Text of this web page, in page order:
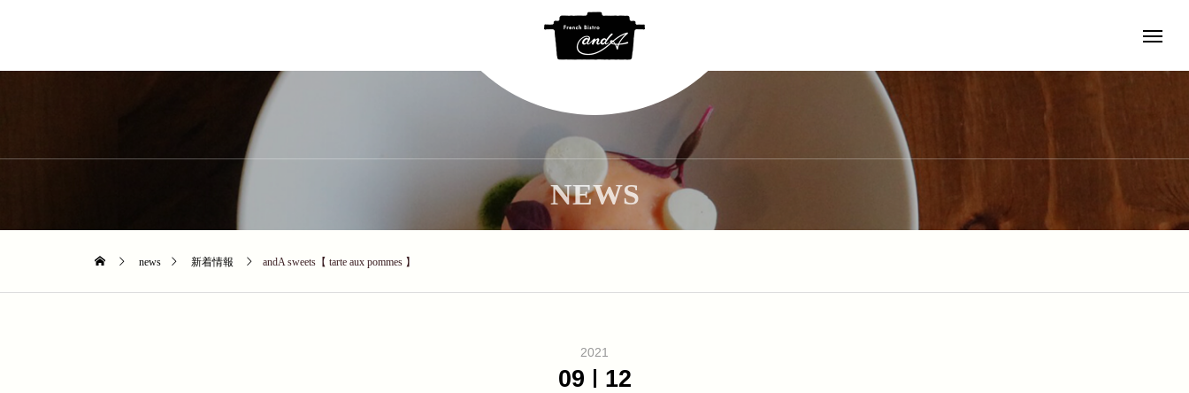
NEWS
news 新着情報 andA sweets【 tarte aux pommes 】
2021
09 12